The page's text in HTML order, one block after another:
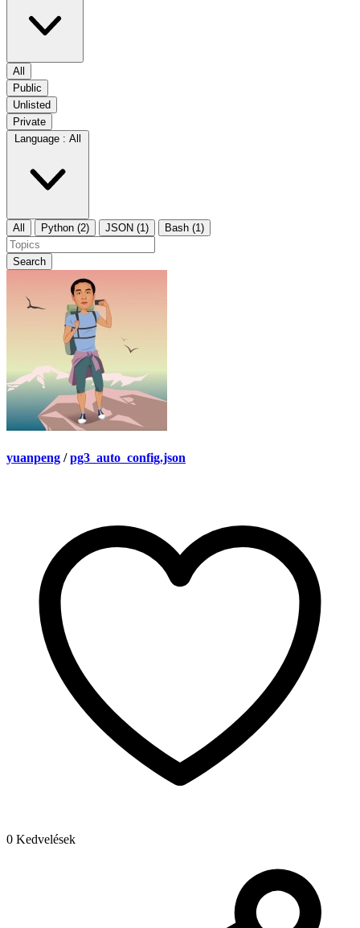
All
Public
Unlisted
Private
Language : All
All Python (2) JSON (1) Bash (1)
Search
yuanpeng / pg3_auto_config.json
0 Kedvelések